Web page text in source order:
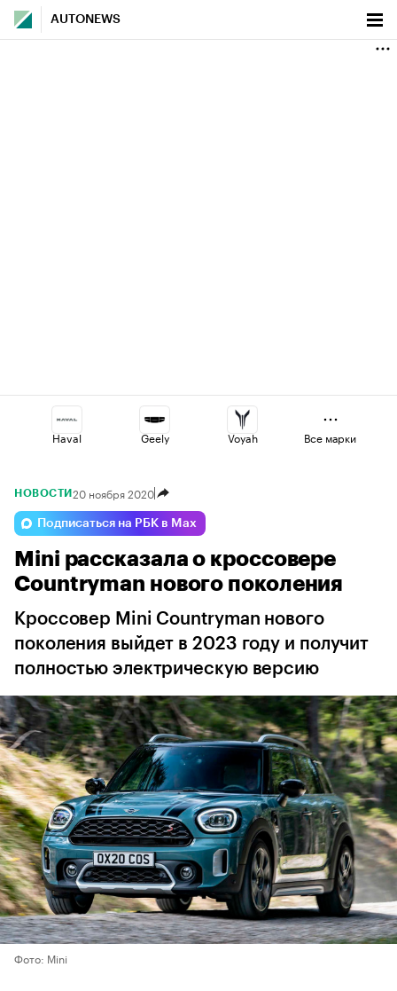
AUTONEWS
Haval Geely Voyah
Esteo Volga
Changan Omoda Lada
Все марки
НОВОСТИ 20 ноября 2020
Подписаться на РБК в Max
Mini рассказала о кроссовере
Countryman нового поколения
Кроссовер Mini Countryman нового
поколения выйдет в 2023 году и получит
полностью электрическую версию
Фото: Mini